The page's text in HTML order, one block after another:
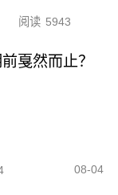
阅读 5943
戛然而止？
08-04